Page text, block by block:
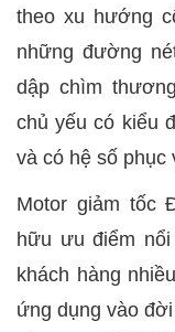
theo xu hướng
những đường
dập chìm
chủ yếu có kiểu
và có hệ số phục
Motor giảm tốc
hữu ưu điểm
khách hàng
ứng dụng vào